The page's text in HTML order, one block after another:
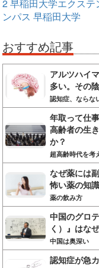
2早稲田大学エクス
ンパス 早稲田大学
おすすめ記事
アルツハイ
多い。その
認知症、ならな
年取って仕
高齢者の生
か？
超高齢時代を考
なぜ薬には
怖い薬の知識
薬の飲み方
中国のグロ
く）』はな
中国は奥深い
認知症が急